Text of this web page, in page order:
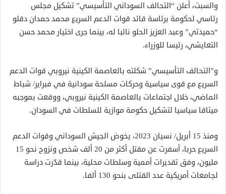
والسبت، أعلن “التحالف السوداني التأسيسي” تشكيل مجلس
رئاسي لحكومة برئاسة قائد قوات الدعم السريع محمد حمدان دقلو
“حميدتي” وعبد العزيز الحلو نائبا له، بينما جرى اختيار محمد حسن
التعايشي، رئيسا للوزراء.
و”التحالف التأسيسي” شكلته بالعاصمة الكينية نيروبي قوات الدعم
السريع مع قوى سياسية وحركات مسلحة سودانية في فبراير/ شباط
الماضي، خلال اجتماعات بالعاصمة الكينية نيروبي، ووقعت بموجبه
ميثاقا سياسيا لتشكيل حكومة موازية للسلطات في السودان.
ومنذ 15 أبريل/ نسيان 2023، يخوض الجيش السوداني وقوات الدعم
السريع حربا، أسفرت عن مقتل أكثر من 20 ألف شخص ونزوح نحو 15
مليون، وفق تقديرات أممية وسلطات محلية، بينما قدّرت دراسة
لجامعات أمريكية عدد القتلى بنحو 130 ألفا.